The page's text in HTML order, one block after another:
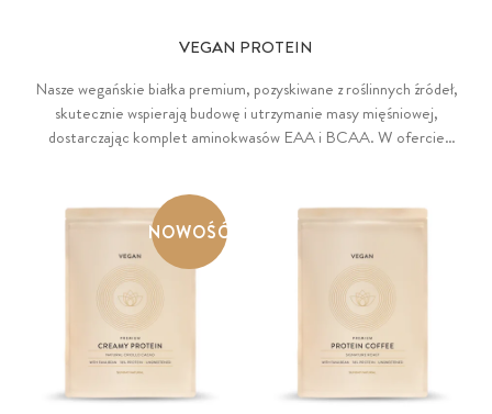
VEGAN PROTEIN
Nasze wegańskie białka premium, pozyskiwane z roślinnych źródeł,
skutecznie wspierają budowę i utrzymanie masy mięśniowej,
dostarczając komplet aminokwasów EAA i BCAA. W ofercie
proteinowe, wegańskie batony proteinowe oraz owocowe proszki
białkowe do przygotowania lekkich i orzeźwiających napojów. To
doskonałe wsparcie przed treningiem, w jego trakcie i po
zakończeniu, a także podczas redukcji i przy diecie wegańskiej.
NOWOŚĆ